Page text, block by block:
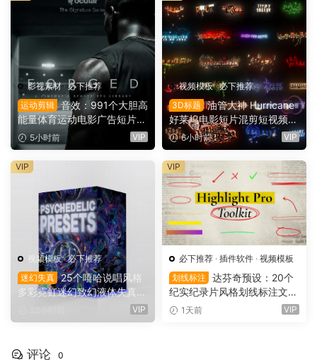
影视素材·必下推荐
运动剪辑 音效：991个大胆高
能量体育运动电影广告短片剪
辑功能拟音音效素材包 Ocula
r Sounds Forged – Cinemati
c Sports SFX（16170）
5小时前 VIP
视频模板·必下推荐
3D标题
油管大神 Hurricane
好莱坞电影短片混剪短视频M
V剪辑3D文字标题动画特效A
E工程项目文件 Hurricane Te
xt Bundle（16169）
6小时前 VIP
视频模板·必下推荐
迷幻失真 25个嘻哈说唱风格
多彩霓虹迷幻致幻液体失真背
景AE预设效果包 Jamo VFX P
sychedelic Presets 1（1616
VIP
VIP
必下推荐 · 插件软件 · 视频模板
划线标注
达芬奇预设：20个
纪实纪录片风格划线标注文字
高亮突出标注划重点显示动画
1天前 VIP
VIP
评论 0